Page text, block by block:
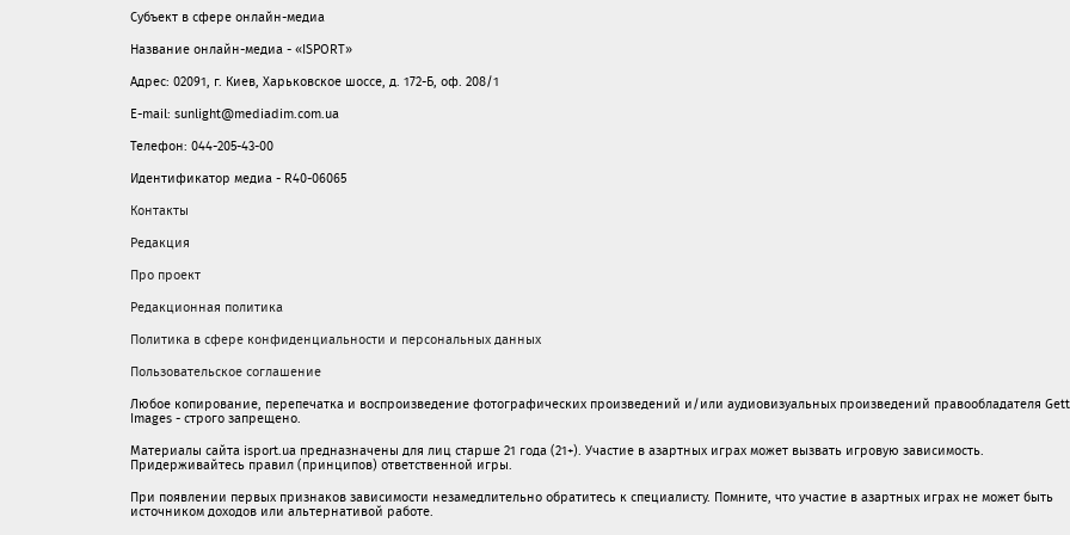
Субъект в сфере онлайн-медиа
Название онлайн-медиа - «ISPORT»
Адрес: 02091, г. Киев, Харьковское шоссе, д. 172-Б, оф. 208/1
E-mail: sunlight@mediadim.com.ua
Телефон: 044-205-43-00
Идентификатор медиа - R40-06065
Контакты
Редакция
Про проект
Редакционная политика
Политика в сфере конфиденциальности и персональных данных
Пользовательское соглашение
Любое копирование, перепечатка и воспроизведение фотографических произведений и/или аудиовизуальных произведений правообладателя
Images - строго запрещено.
Материалы сайта isport.ua предназначены для лиц старше 21 года (21+). Участие в азартных играх может вызвать игровую зависимость.
Придерживайтесь правил (принципов) ответственной игры.
При появлении первых признаков зависимости незамедлительно обратитесь к специалисту. Помните, что участие в азартных играх не может быть
источником доходов или альтернативой работе.